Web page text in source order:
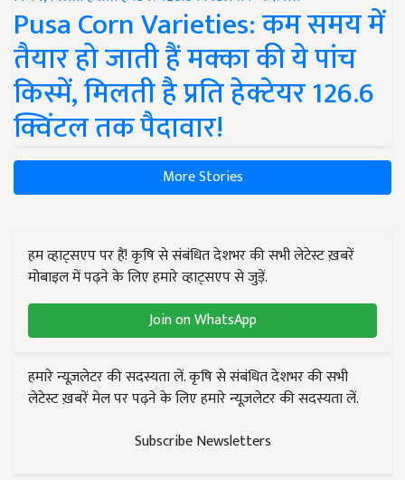
Pusa Corn Varieties: कम समय में
तैयार हो जाती हैं मक्का की ये पांच
किस्में, मिलती है प्रति हेक्टेयर 126.6
क्विंटल तक पैदावार!
More Stories
हम व्हाट्सएप पर हैं! कृषि से संबंधित देशभर की सभी लेटेस्ट ख़बरें
मोबाइल में पढ़ने के लिए हमारे व्हाट्सएप से जुड़ें.
Join on WhatsApp
हमारे न्यूज़लेटर की सदस्यता लें. कृषि से संबंधित देशभर की सभी
लेटेस्ट ख़बरें मेल पर पढ़ने के लिए हमारे न्यूज़लेटर की सदस्यता लें.
Subscribe Newsletters